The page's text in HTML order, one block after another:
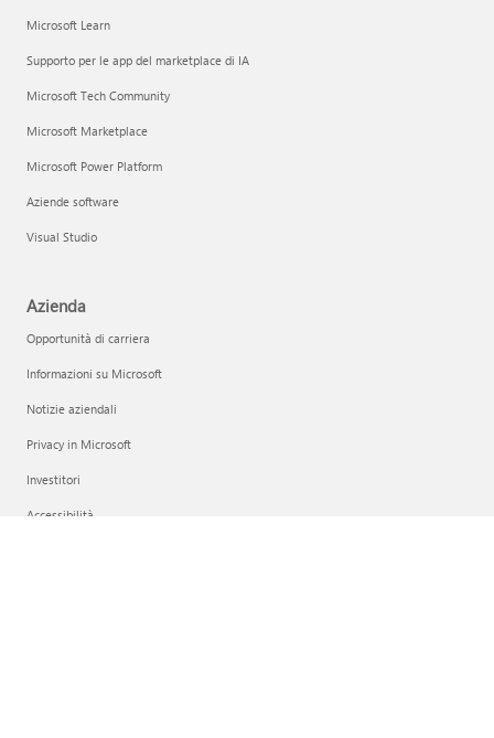
Microsoft Learn
Supporto per le app del marketplace di IA
Microsoft Tech Community
Microsoft Marketplace
Microsoft Power Platform
Aziende software
Visual Studio
Azienda
Opportunità di carriera
Informazioni su Microsoft
Notizie aziendali
Privacy in Microsoft
Investitori
Accessibilità